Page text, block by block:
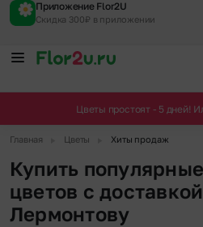
Приложение Flor2U
Скидка 300₽ в приложении
Цветы простоят - 5 дней!
Главная Цветы Хиты продаж
Купить
цветов с
Лермонтову